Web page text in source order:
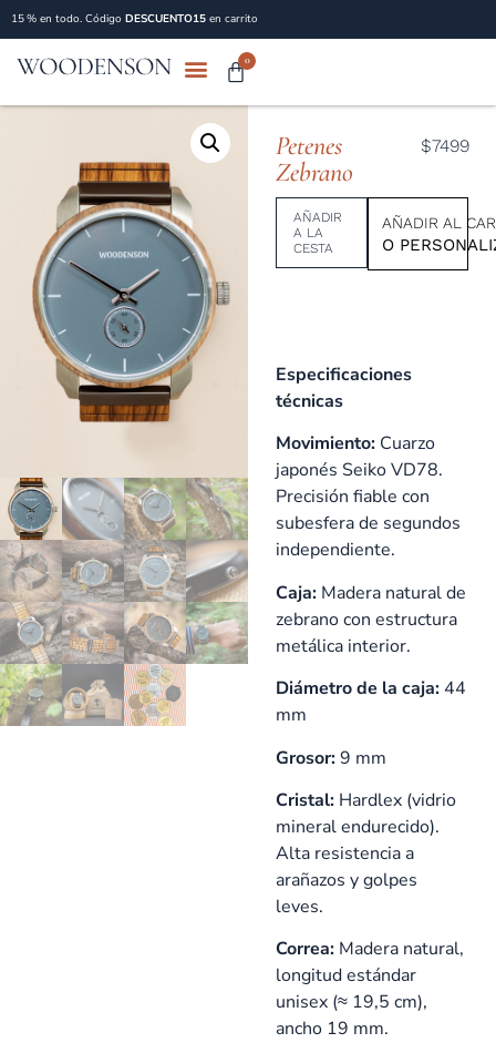
15 % en todo. Código DESCUENTO15 en carrito
0
Petenes
Zebrano
$7499
AÑADIR AL
O
AÑADIR
A LA
CESTA
Especificaciones
técnicas
Movimiento: Cuarzo
japonés Seiko VD78.
Precisión fiable con
subesfera de segundos
independiente.
Caja: Madera natural de
zebrano con estructura
metálica interior.
Diámetro de la caja: 44
mm
Grosor:9 mm
Cristal: Hardlex (vidrio
mineral endurecido).
Alta resistencia a
arañazos y golpes
leves.
Correa: Madera natural,
longitud estándar
unisex (≈ 19,5 cm),
ancho 19 mm.